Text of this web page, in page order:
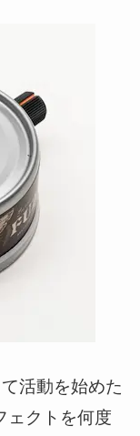
活動を始めた
ェクトを何度